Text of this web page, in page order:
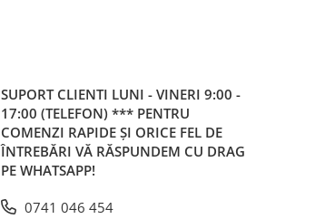
SUPORT CLIENTI LUNI - VINERI 9:00 -
17:00 (TELEFON) *** PENTRU
COMENZI RAPIDE ȘI ORICE FEL DE
ÎNTREBĂRI VĂ RĂSPUNDEM CU DRAG
PE WHATSAPP!
0741 046 454